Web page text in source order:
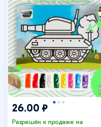
26.00 ₽
Разрешён к продаже на